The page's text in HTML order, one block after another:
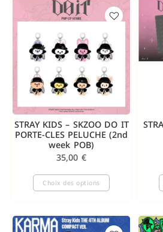
STRAY KIDS – SKZOO DO IT
PORTE-CLES PELUCHE (2nd
week POB)
35,00 €
Choix des options